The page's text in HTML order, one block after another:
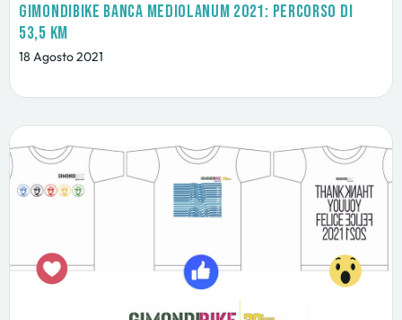
GimondiBike Banca Mediolanum 2021: percorso di
53,5 km
18 Agosto 2021